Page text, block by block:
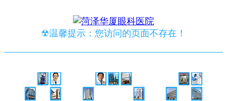
☢温馨提示：您访问的页面不存在！